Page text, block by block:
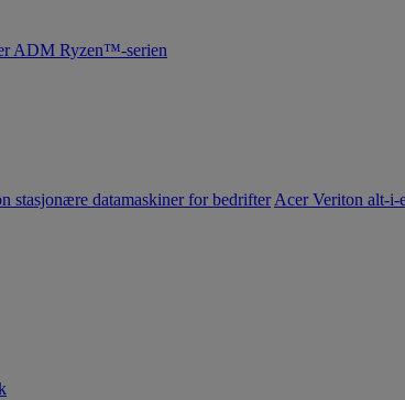
ADM Ryzen™-serien
stasjonære datamaskiner for bedrifter Acer Veriton alt-i-